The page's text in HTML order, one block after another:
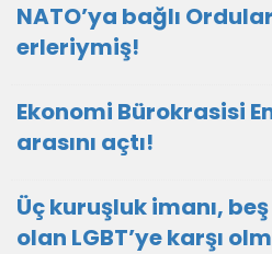
NATO’ya bağlı
erleriymiş!
Ekonomi Bürokrasisi
arasını açtı!
Üç kuruşluk imanı,
olan LGBT’ye karşı